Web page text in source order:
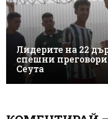
Лидерите на 22
спешни преговори
Сеута